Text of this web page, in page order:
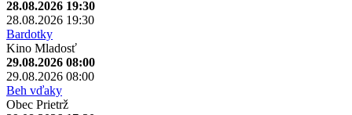
28.08.2026 19:30
28.08.2026 19:30
Bardotky
Kino Mladosť
29.08.2026 08:00
29.08.2026 08:00
Beh vďaky
Obec Prietrž